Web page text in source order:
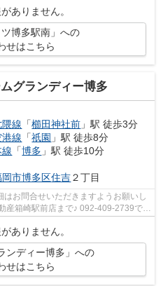
ありません。
ツ博多駅南」への
せはこちら
グランディー博多
線 「櫛田神社前 」駅 徒歩3分
線 「祇園 」駅 徒歩8分
「博多 」駅 徒歩10分
岡市博多区住吉２丁目
お問合せいただきますようお願いし
産箱崎駅前店まで♪ 092-409-2739で
ありません。
ンディー博多」への
せはこちら